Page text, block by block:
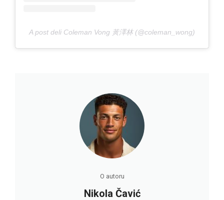
A post deli Coleman Vong 黃澤林 (@coleman_wong)
O autoru
Nikola Čavić